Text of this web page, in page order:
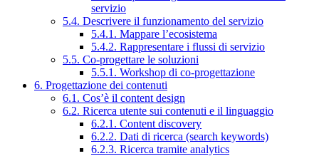
servizio
5.4. Descrivere il funzionamento del servizio
5.4.1. Mappare l’ecosistema
5.4.2. Rappresentare i flussi di servizio
5.5. Co-progettare le soluzioni
5.5.1. Workshop di co-progettazione
6. Progettazione dei contenuti
6.1. Cos’è il content design
6.2. Ricerca utente sui contenuti e il linguaggio
6.2.1. Content discovery
6.2.2. Dati di ricerca (search keywords)
6.2.3. Ricerca tramite analytics